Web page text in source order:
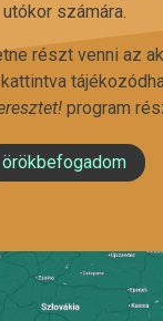
utókor számára.
részt venni az
program
örökbefogadom